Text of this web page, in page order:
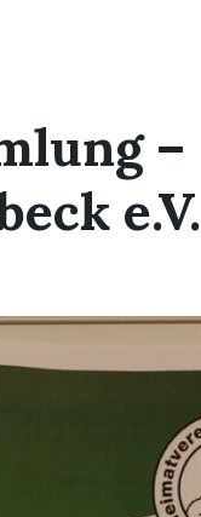
–
e.V.